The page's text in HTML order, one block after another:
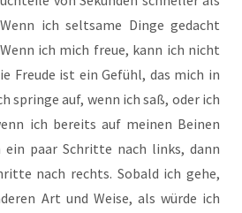
ich selt­sa­me Din­ge gedacht
ich mich freue, kann ich nicht
Freu­de ist ein Gefühl, das mich in
sprin­ge auf, wenn ich saß, oder ich
ich bereits auf mei­nen Bei­nen
ein paar Schrit­te nach links, dann
nach rechts. Sobald ich gehe,
Art und Wei­se, als wür­de ich